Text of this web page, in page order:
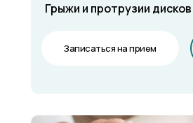
Грыжи и протрузии дисков
Записаться на прием